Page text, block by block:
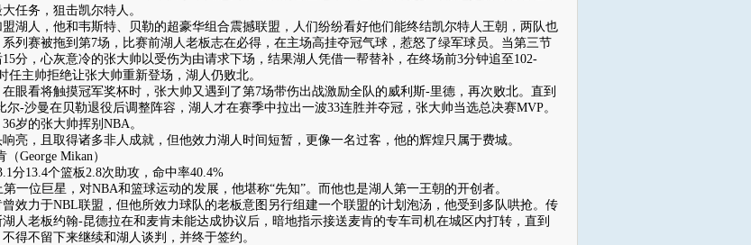
任务，狙击凯尔特人。
人，他和韦斯特、贝勒的超豪华组合震撼联盟，人们纷纷看好他们能终结凯尔特人王朝，两队也
列赛被拖到第7场，比赛前湖人老板志在必得，在主场高挂夺冠气球，惹怒了绿军球员。当第三节
分，心灰意冷的张大帅以受伤为由请求下场，结果湖人凭借一帮替补，在终场前3分钟追至102-
任主帅拒绝让张大帅重新登场，湖人仍败北。
看将触摸冠军奖杯时，张大帅又遇到了第7场带伤出战激励全队的威利斯-里德，再次败北。直到
尔-沙曼在贝勒退役后调整阵容，湖人才在赛季中拉出一波33连胜并夺冠，张大帅当选总决赛MVP。
岁的张大帅挥别NBA。
，且取得诸多非人成就，但他效力湖人时间短暂，更像一名过客，他的辉煌只属于费城。
Mikan）
13.4个篮板2.8次助攻，命中率40.4%
位巨星，对NBA和篮球运动的发展，他堪称“先知”。而他也是湖人第一王朝的开创者。
力于NBL联盟，但他所效力球队的老板意图另行组建一个联盟的计划泡汤，他受到多队哄抢。传
人老板约翰-昆德拉在和麦肯未能达成协议后，暗地指示接送麦肯的专车司机在城区内打转，直到
得不留下来继续和湖人谈判，并终于签约。